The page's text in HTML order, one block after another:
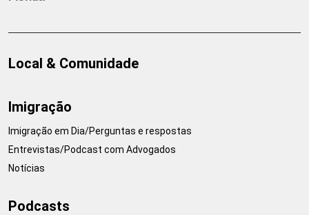
Local & Comunidade
Imigração
Imigração em Dia/Perguntas e respostas
Entrevistas/Podcast com Advogados
Notícias
Podcasts